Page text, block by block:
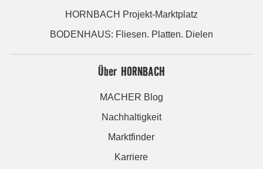
HORNBACH Projekt-Marktplatz
BODENHAUS: Fliesen. Platten. Dielen
Über HORNBACH
MACHER Blog
Nachhaltigkeit
Marktfinder
Karriere